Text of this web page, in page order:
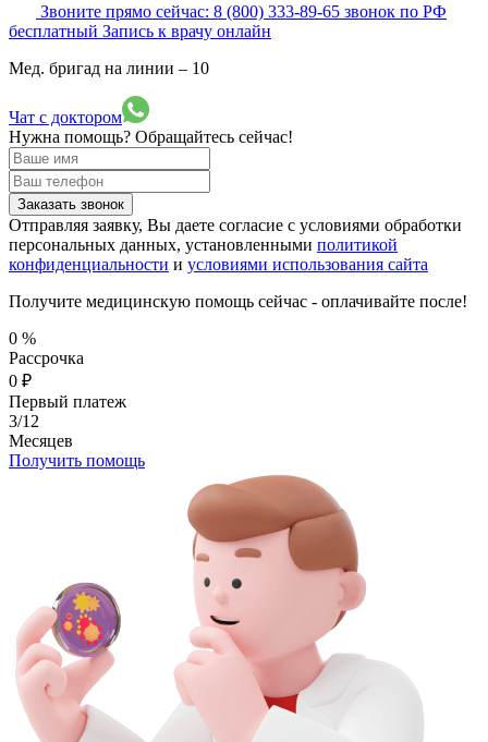
Звоните прямо сейчас: 8 (800) 333-89-65 звонок по РФ
бесплатный Запись к врачу онлайн
Мед. бригад на линии – 10
Чат с доктором
Нужна помощь? Обращайтесь сейчас!
Заказать звонок
Отправляя заявку, Вы даете согласие с условиями обработки
персональных данных, установленными политикой
конфиденциальности и условиями использования сайта
Получите медицинскую помощь сейчас - оплачивайте после!
0 %
Рассрочка
0 ₽
Первый платеж
3/12
Месяцев
Получить помощь